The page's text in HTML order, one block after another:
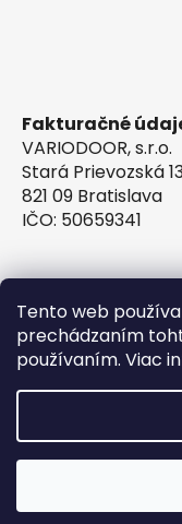
Tento web
prechádzaním
používaním. Viac
Fakturačné
VARIODOOR, s.r.o.
Stará Prievozská
821 09 Bratislava
IČO: 50659341